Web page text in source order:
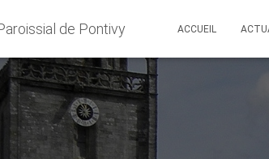
de Pontivy ACCUEIL